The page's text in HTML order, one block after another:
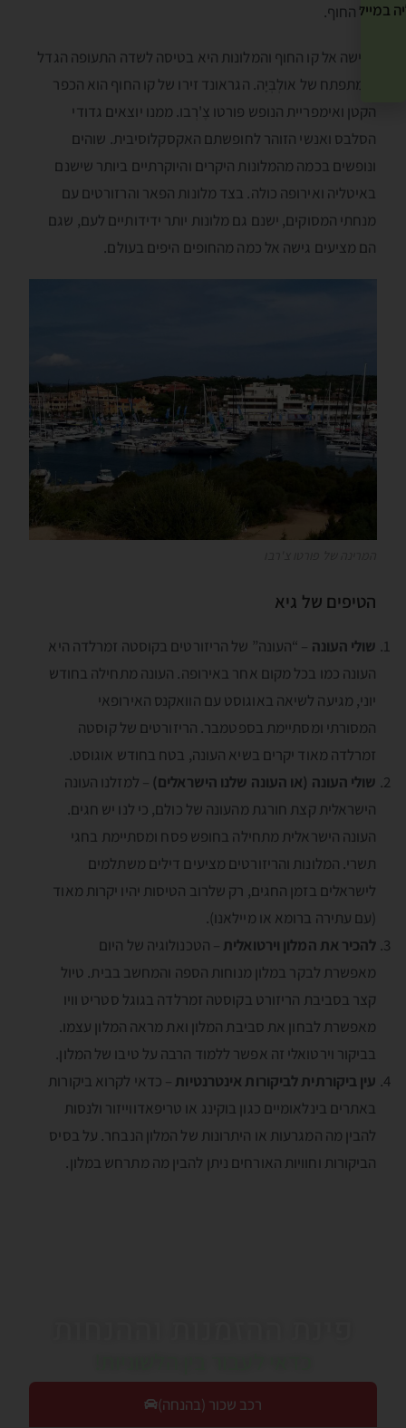
של החוף.
הגישה אל קו החוף והמלונות היא בטיסה לשדה התעופה הגדל
והמתפתח של אולְבְּיָה. הגראונד זירו של קו החוף הוא הכפר
הקטן ואימפריית הנופש פּורטו צֶ'רְבו. ממנו יוצאים גדודי
הסלבס ואנשי הזוהר לחופשתם האקסקלוסיבית. שוהים
ונופשים בכמה מהמלונות היקרים והיוקרתיים ביותר שישנם
באיטליה ואירופה כולה. בצד מלונות הפאר והרזורטים עם
מנחתי המסוקים, ישנם גם מלונות יותר ידידותיים לעם, שגם
הם מציעים גישה אל כמה מהחופים היפים בעולם.
הטיפים של גיא
שולי העונה – “העונה” של הריזורטים בקוסטה זמרלדה היא
העונה כמו בכל מקום אחר באירופה. העונה מתחילה בחודש
יוני, מגיעה לשיאה באוגוסט עם הוואקנס האירופאי
המסורתי ומסתיימת בספטמבר. הריזורטים של קוסטה
זמרלדה מאוד יקרים בשיא העונה, בטח בחודש אוגוסט.
שולי העונה (או העונה שלנו הישראלים) – למזלנו העונה
הישראלית קצת חורגת מהעונה של כולם, כי לנו יש חגים.
העונה הישראלית מתחילה בחופש פסח ומסתיימת בחגי
תשרי. המלונות והריזורטים מציעים דילים משתלמים
לישראלים בזמן החגים, רק שלרוב הטיסות יהיו יקרות מאוד
(עם עתירה ברומא או מיילאנו).
להכיר את המלון וירטואלית – הטכנולוגיה של היום
מאפשרת לבקר במלון מנוחות הספה והמחשב בבית. טיול
קצר בסביבת הריזורט בקוסטה זמרלדה בגוגל סטריט וויו
מאפשרת לבחון את סביבת המלון ואת מראה המלון עצמו.
בביקור וירטואלי זה אפשר ללמוד הרבה על טיבו של המלון.
עין ביקורתית לביקורות אינטרנטיות – כדאי לקרוא ביקורות
באתרים בינלאומיים כגון בוקינג או טריפאדווייזור ולנסות
להבין מה המגרעות או היתרונות של המלון הנבחר. על בסיס
הביקורות וחוויות האורחים ניתן להבין מה מתרחש במלון.
רכב שכור (בהנחה)
במייל שלך! »